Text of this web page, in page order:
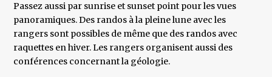
Passez aussi par sunrise et sunset point pour les vues
panoramiques. Des randos à la pleine lune avec les
rangers sont possibles de même que des randos avec
raquettes en hiver. Les rangers organisent aussi des
conférences concernant la géologie.